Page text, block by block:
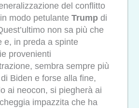
del conflitto
modo petulante Trump di
non sa più che
e, in preda a spinte
provenienti
sembra sempre più
Biden e forse alla fine,
ai neocon, si piegherà ai
impazzita che ha